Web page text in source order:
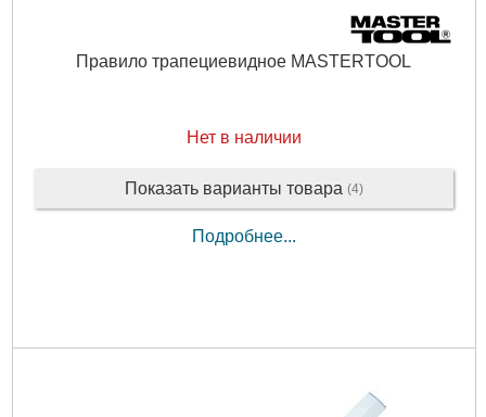
Правило трапециевидное MASTERTOOL
Нет в наличии
Показать варианты товара (4)
Подробнее...